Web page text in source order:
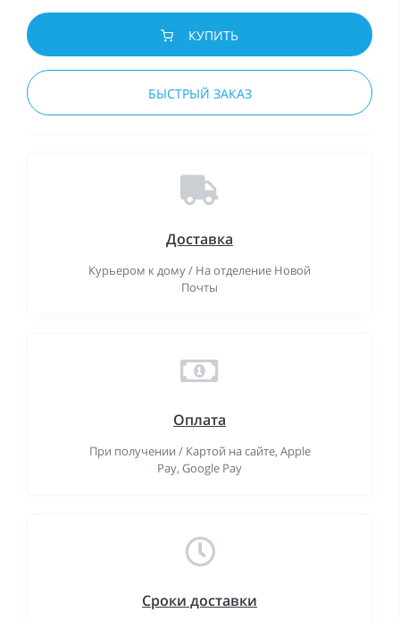
КУПИТЬ
БЫСТРЫЙ ЗАКАЗ
Доставка
Курьером к дому / На отделение Новой
Почты
Оплата
При получении / Картой на сайте, Apple
Pay, Google Pay
Сроки доставки